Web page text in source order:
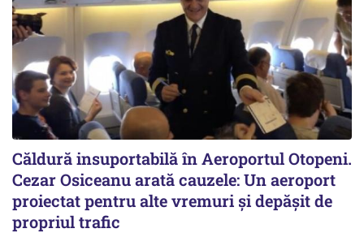
Căldură insuportabilă în Aeroportul Otopeni.
Cezar Osiceanu arată cauzele: Un aeroport
proiectat pentru alte vremuri și depășit de
propriul trafic